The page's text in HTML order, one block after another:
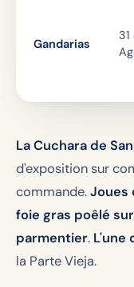
Gandarias
31
La Cuchara de
d'exposition sur
commande.Joues
foie gras poêlé
parmentier. L'une
la Parte Vieja.